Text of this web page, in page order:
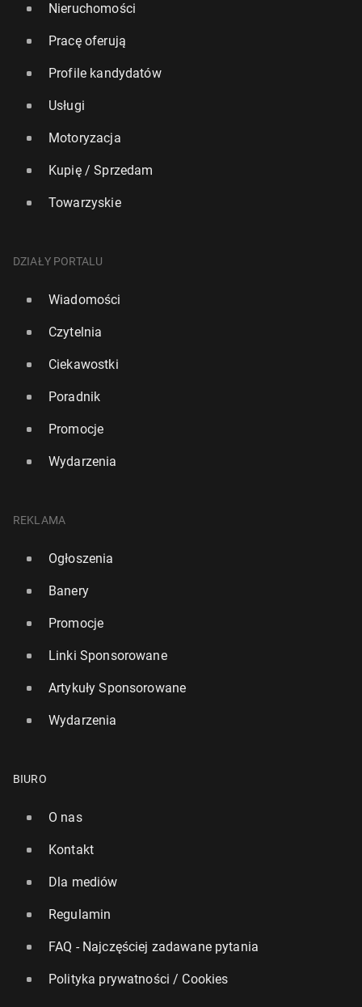
Nieruchomości
Pracę oferują
Profile kandydatów
Usługi
Motoryzacja
Kupię / Sprzedam
Towarzyskie
DZIAŁY PORTALU
Wiadomości
Czytelnia
Ciekawostki
Poradnik
Promocje
Wydarzenia
REKLAMA
Ogłoszenia
Banery
Promocje
Linki Sponsorowane
Artykuły Sponsorowane
Wydarzenia
BIURO
O nas
Kontakt
Dla mediów
Regulamin
FAQ - Najczęściej zadawane pytania
Polityka prywatności / Cookies